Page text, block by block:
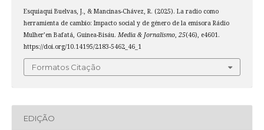
Esquiaqui Buelvas, J., & Mancinas-Chávez, R. (2025). La radio como
herramienta de cambio: Impacto social y de género de la emisora Rádio
Mulher’en Bafatá, Guinea-Bisáu. Media & Jornalismo, 25(46), e4601.
https://doi.org/10.14195/2183-5462_46_1
Formatos Citação
EDIÇÃO